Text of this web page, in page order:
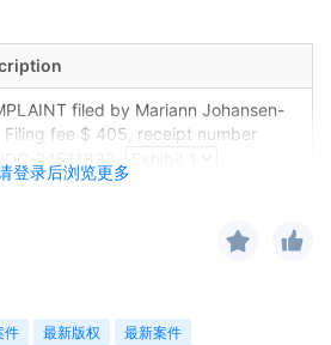
登录后浏览更多
filed by Mariann Johansen-
Filing fee $ 405, receipt number
件 最新版权 最新案件